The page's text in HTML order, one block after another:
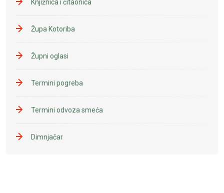
Knjižnica i čitaonica
Župa Kotoriba
Župni oglasi
Termini pogreba
Termini odvoza smeća
Dimnjačar